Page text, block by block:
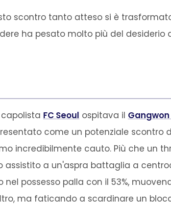
scontro tanto atteso si è
ha pesato molto più del desiderio
FC Seoul ospitava il Gangwon
come un potenziale scontro
incredibilmente cauto. Più che un
assistito a un'aspra battaglia a
possesso palla con il 53%,
ma faticando a scardinare un